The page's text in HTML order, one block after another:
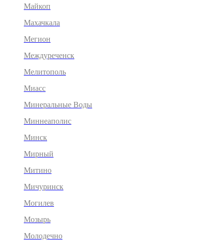
Майкоп
Махачкала
Мегион
Междуреченск
Мелитополь
Миасс
Минеральные Воды
Миннеаполис
Минск
Мирный
Митино
Мичуринск
Могилев
Мозырь
Молодечно